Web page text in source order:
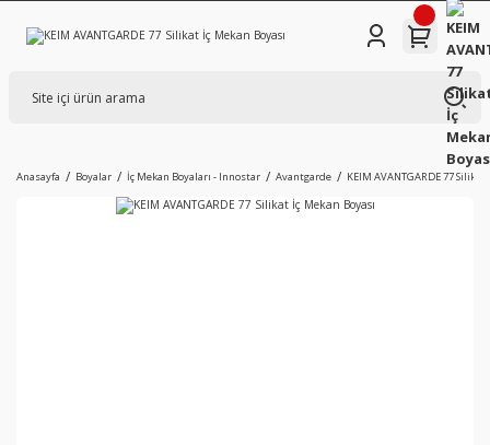
Anasayfa Boyalar İç Mekan Boyaları - Innostar Avantgarde KEIM AVANTGARDE 77 Silikat